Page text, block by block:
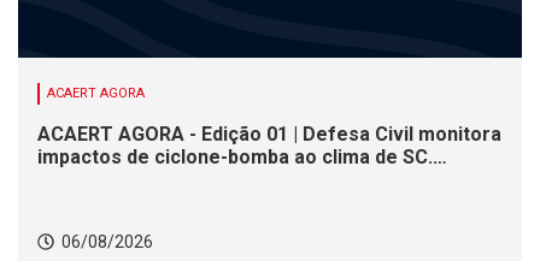
ACAERT AGORA
ACAERT AGORA - Edição 01 | Defesa Civil monitora
impactos de ciclone-bomba ao clima de SC.
seletivo nesta quinta (6)
06/08/2026